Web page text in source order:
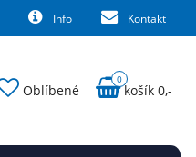
Info Kontakt
Oblíbené
0
košík 0,-